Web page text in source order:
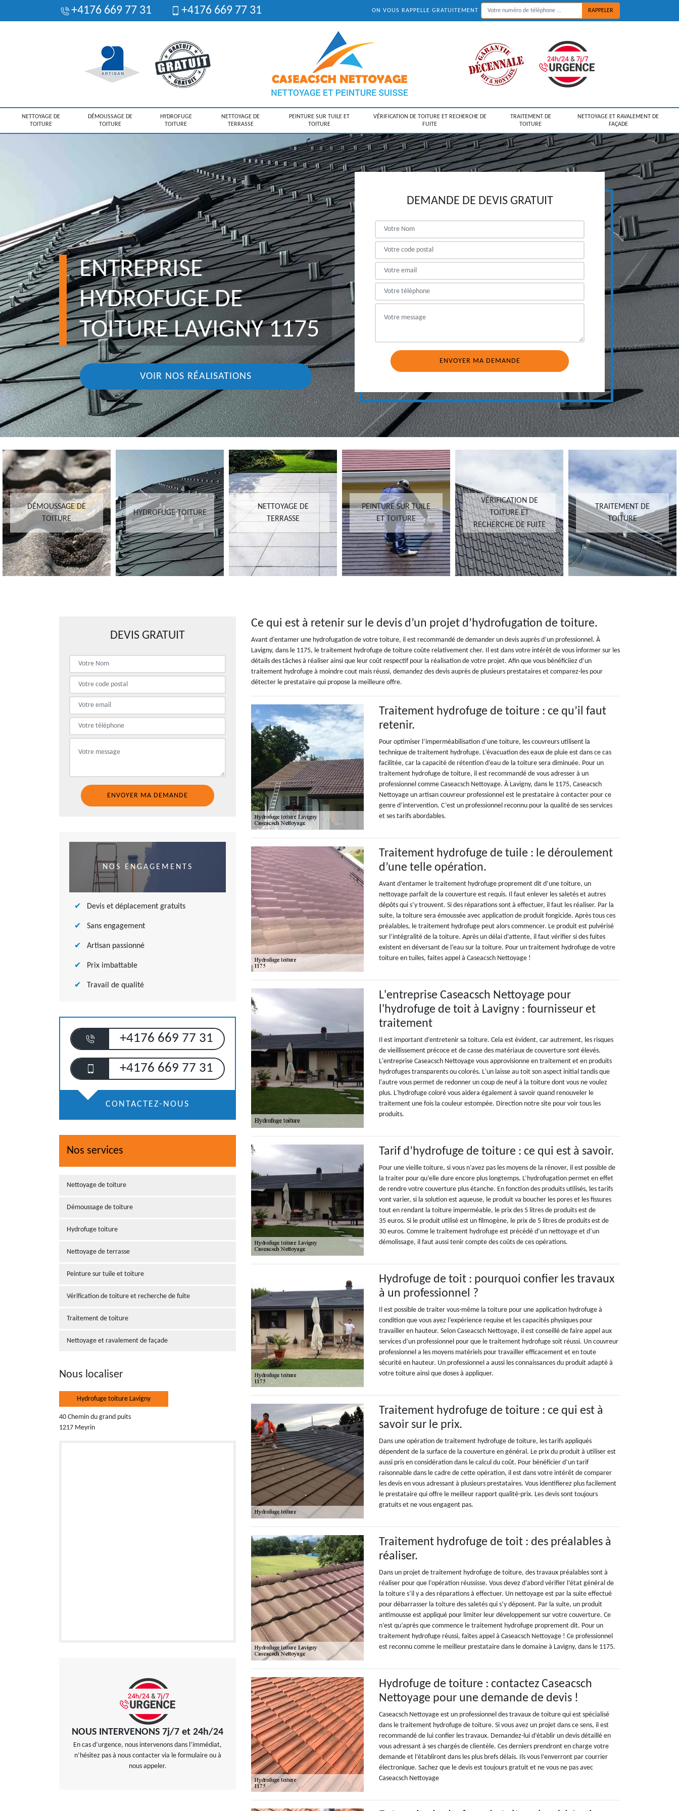
+4176 669 77 31 +4176 669 77 31 ON VOUS RAPPELLE GRATUITEMENT
NETTOYAGE DE
TOITURE
DÉMOUSSAGE DE
TOITURE
HYDROFUGE
TOITURE
NETTOYAGE DE
TERRASSE
PEINTURE SUR TUILE ET
TOITURE
VÉRIFICATION DE TOITURE ET RECHERCHE DE
FUITE
TRAITEMENT DE
TOITURE
NETTOYAGE ET RAVALEMENT DE
FAÇADE
ENTREPRISE
HYDROFUGE DE
TOITURE LAVIGNY 1175
VOIR NOS RÉALISATIONS
DEMANDE DE DEVIS GRATUIT
DÉMOUSSAGE DE
TOITURE
HYDROFUGE TOITURE
NETTOYAGE DE
TERRASSE
PEINTURE SUR TUILE
ET TOITURE
VÉRIFICATION DE
TOITURE ET
RECHERCHE DE FUITE
TRAITEMENT DE
TOITURE
DEVIS GRATUIT
NOS ENGAGEMENTS
Devis et déplacement gratuits
Sans engagement
Artisan passionné
Prix imbattable
Travail de qualité
+4176 669 77 31
+4176 669 77 31
CONTACTEZ-NOUS
Nos services
Nettoyage de toiture
Démoussage de toiture
Hydrofuge toiture
Nettoyage de terrasse
Peinture sur tuile et toiture
Vérification de toiture et recherche de fuite
Traitement de toiture
Nettoyage et ravalement de façade
Nous localiser
Hydrofuge toiture Lavigny
40 Chemin du grand puits
1217 Meyrin
NOUS INTERVENONS 7j/7 et 24h/24
En cas d’urgence, nous intervenons dans l’immédiat,
n’hésitez pas à nous contacter via le formulaire ou à
nous appeler.
Ce qui est à retenir sur le devis d’un projet d’hydrofugation de toiture.
Avant d’entamer une hydrofugation de votre toiture, il est recommandé de demander un devis auprès d’un professionnel. À
Lavigny, dans le 1175, le traitement hydrofuge de toiture coûte relativement cher. Il est dans votre intérêt de vous informer sur les
détails des tâches à réaliser ainsi que leur coût respectif pour la réalisation de votre projet. Afin que vous bénéficiiez d’un
traitement hydrofuge à moindre cout mais réussi, demandez des devis auprès de plusieurs prestataires et comparez-les pour
détecter le prestataire qui propose la meilleure offre.
Traitement hydrofuge de toiture : ce qu’il faut
retenir.
Pour optimiser l’imperméabilisation d’une toiture, les couvreurs utilisent la
technique de traitement hydrofuge. L’évacuation des eaux de pluie est dans ce cas
facilitée, car la capacité de rétention d’eau de la toiture sera diminuée. Pour un
traitement hydrofuge de toiture, il est recommandé de vous adresser à un
professionnel comme Caseacsch Nettoyage. À Lavigny, dans le 1175, Caseacsch
Nettoyage un artisan couvreur professionnel est le prestataire à contacter pour ce
genre d’intervention. C’est un professionnel reconnu pour la qualité de ses services
et ses tarifs abordables.
Traitement hydrofuge de tuile : le déroulement
d’une telle opération.
Avant d’entamer le traitement hydrofuge proprement dit d’une toiture, un
nettoyage parfait de la couverture est requis. Il faut enlever les saletés et autres
dépôts qui s’y trouvent. Si des réparations sont à effectuer, il faut les réaliser. Par la
suite, la toiture sera émoussée avec application de produit fongicide. Après tous ces
préalables, le traitement hydrofuge peut alors commencer. Le produit est pulvérisé
sur l’intégralité de la toiture. Après un délai d’attente, il faut vérifier si des fuites
existent en déversant de l’eau sur la toiture. Pour un traitement hydrofuge de votre
toiture en tuiles, faites appel à Caseacsch Nettoyage !
L'entreprise Caseacsch Nettoyage pour
l'hydrofuge de toit à Lavigny : fournisseur et
traitement
Il est important d’entretenir sa toiture. Cela est évident, car autrement, les risques
de vieillissement précoce et de casse des matériaux de couverture sont élevés.
L'entreprise Caseacsch Nettoyage vous approvisionne en traitement et en produits
hydrofuges transparents ou colorés. L'un laisse au toit son aspect initial tandis que
l'autre vous permet de redonner un coup de neuf à la toiture dont vous ne voulez
plus. L'hydrofuge coloré vous aidera également à savoir quand renouveler le
traitement une fois la couleur estompée. Direction notre site pour voir tous les
produits.
Tarif d’hydrofuge de toiture : ce qui est à savoir.
Pour une vieille toiture, si vous n’avez pas les moyens de la rénover, il est possible de
la traiter pour qu’elle dure encore plus longtemps. L’hydrofugation permet en effet
de rendre votre couverture plus étanche. En fonction des produits utilisés, les tarifs
vont varier, si la solution est aqueuse, le produit va boucher les pores et les fissures
tout en rendant la toiture imperméable, le prix des 5 litres de produits est de
35 euros. Si le produit utilisé est un filmogène, le prix de 5 litres de produits est de
30 euros. Comme le traitement hydrofuge est précédé d’un nettoyage et d’un
démolissage, il faut aussi tenir compte des coûts de ces opérations.
Hydrofuge de toit : pourquoi confier les travaux
à un professionnel ?
Il est possible de traiter vous-même la toiture pour une application hydrofuge à
condition que vous ayez l’expérience requise et les capacités physiques pour
travailler en hauteur. Selon Caseacsch Nettoyage, il est conseillé de faire appel aux
services d’un professionnel pour que le traitement hydrofuge soit réussi. Un couvreur
professionnel a les moyens matériels pour travailler efficacement et en toute
sécurité en hauteur. Un professionnel a aussi les connaissances du produit adapté à
votre toiture ainsi que doses à appliquer.
Traitement hydrofuge de toiture : ce qui est à
savoir sur le prix.
Dans une opération de traitement hydrofuge de toiture, les tarifs appliqués
dépendent de la surface de la couverture en général. Le prix du produit à utiliser est
aussi pris en considération dans le calcul du coût. Pour bénéficier d’un tarif
raisonnable dans le cadre de cette opération, il est dans votre intérêt de comparer
les devis en vous adressant à plusieurs prestataires. Vous identifierez plus facilement
le prestataire qui offre le meilleur rapport qualité-prix. Les devis sont toujours
gratuits et ne vous engagent pas.
Traitement hydrofuge de toit : des préalables à
réaliser.
Dans un projet de traitement hydrofuge de toiture, des travaux préalables sont à
réaliser pour que l’opération réussisse. Vous devez d’abord vérifier l’état général de
la toiture s’il y a des réparations à effectuer. Un nettoyage est par la suite effectué
pour débarrasser la toiture des saletés qui s’y déposent. Par la suite, un produit
antimousse est appliqué pour limiter leur développement sur votre couverture. Ce
n’est qu’après que commence le traitement hydrofuge proprement dit. Pour un
traitement hydrofuge réussi, faites appel à Caseacsch Nettoyage ! Ce professionnel
est reconnu comme le meilleur prestataire dans le domaine à Lavigny, dans le 1175.
Hydrofuge de toiture : contactez Caseacsch
Nettoyage pour une demande de devis !
Caseacsch Nettoyage est un professionnel des travaux de toiture qui est spécialisé
dans le traitement hydrofuge de toiture. Si vous avez un projet dans ce sens, il est
recommandé de lui confier les travaux. Demandez-lui d’établir un devis détaillé en
vous adressant à ses chargés de clientèle. Ces derniers prendront en charge votre
demande et l’établiront dans les plus brefs délais. Ils vous l’enverront par courrier
électronique. Sachez que le devis est toujours gratuit et ne vous ne pas avec
Caseacsch Nettoyage